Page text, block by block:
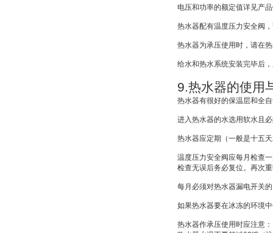
电压和功率的额定值详见产
热水器配有温度压力安全阀
热水器为承压使用时，请在
给水和热水系统安装完毕后
9.热水器的使用
热水器有很好的保温层和全
进入热水器的水选用软水且
热水器应定期（一般是十五
温度压力安全阀应每月检查
检查无误后务必复位。再次
每月必须对热水器漏电开关
如果热水器要在冰冻的环境
热水器作承压使用时应注意：